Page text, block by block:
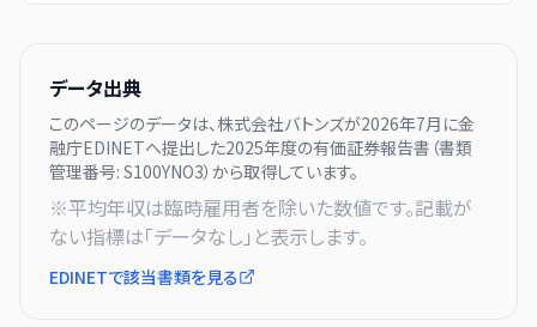
データ出典
このページのデータは、株式会社バトンズが2026年7月に金
融庁EDINETへ提出した2025年度の有価証券報告書（書類
管理番号: S100YNO3）から取得しています。
※平均年収は臨時雇用者を除いた数値です。記載が
ない指標は「データなし」と表示します。
EDINETで該当書類を見る